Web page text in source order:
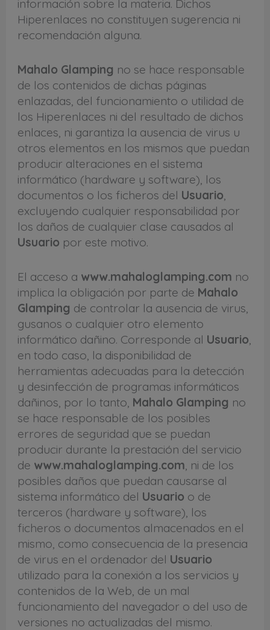
información sobre la materia. Dichos
Hiperenlaces no constituyen sugerencia ni
recomendación alguna.
Mahalo Glamping no se hace responsable
de los contenidos de dichas páginas
enlazadas, del funcionamiento o utilidad de
los Hiperenlaces ni del resultado de dichos
enlaces, ni garantiza la ausencia de virus u
otros elementos en los mismos que puedan
producir alteraciones en el sistema
informático (hardware y software), los
documentos o los ficheros del Usuario,
excluyendo cualquier responsabilidad por
los daños de cualquier clase causados al
Usuario por este motivo.
El acceso a www.mahaloglamping.com no
implica la obligación por parte de Mahalo
Glamping de controlar la ausencia de virus,
gusanos o cualquier otro elemento
informático dañino. Corresponde al Usuario
en todo caso, la disponibilidad de
herramientas adecuadas para la detección
y desinfección de programas informáticos
dañinos, por lo tanto, Mahalo Glamping no
se hace responsable de los posibles
errores de seguridad que se puedan
producir durante la prestación del servicio
de www.mahaloglamping.com , ni de los
posibles daños que puedan causarse al
sistema informático del Usuario o de
terceros (hardware y software), los
ficheros o documentos almacenados en el
mismo, como consecuencia de la presencia
de virus en el ordenador del Usuario
utilizado para la conexión a los servicios y
contenidos de la Web, de un mal
funcionamiento del navegador o del uso de
versiones no actualizadas del mismo.